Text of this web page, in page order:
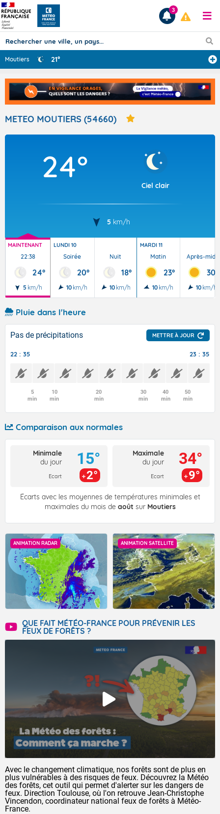
Prévisions
TOUS LES RÉSULTATS
Articles
3
Moutiers 21°
METEO MOUTIERS (54660)
24°
Ciel clair
5 km/h
MAINTENANT
22:38
24°
5 km/h
LUNDI 10
Soirée
20°
10 km/h
Nuit
18°
10 km/h
MARDI 11
Matin
23°
10 km/h
Après-midi
30°
10 km/h
Pluie dans l'heure
Pas de précipitations METTRE À JOUR
22 : 35 23 : 35
5
min
10
min
20
min
30
min
40
min
50
min
Comparaison aux normales
Minimale
du jour
Ecart
15°
2°
Maximale
du jour
Ecart
34°
9°
Écarts avec les moyennes de températures minimales et
maximales du mois de août sur Moutiers
ANIMATION RADAR ANIMATION SATELLITE
QUE FAIT MÉTÉO-FRANCE POUR PRÉVENIR LES
FEUX DE FORÊTS ?
Avec le changement climatique, nos forêts sont de plus en
plus vulnérables à des risques de feux. Découvrez la Météo
des forêts, cet outil qui permet d'alerter sur les dangers de
feux. Direction Toulouse, où l'on retrouve Jean-Christophe
Vincendon, coordinateur national feux de forêts à Météo-
France.